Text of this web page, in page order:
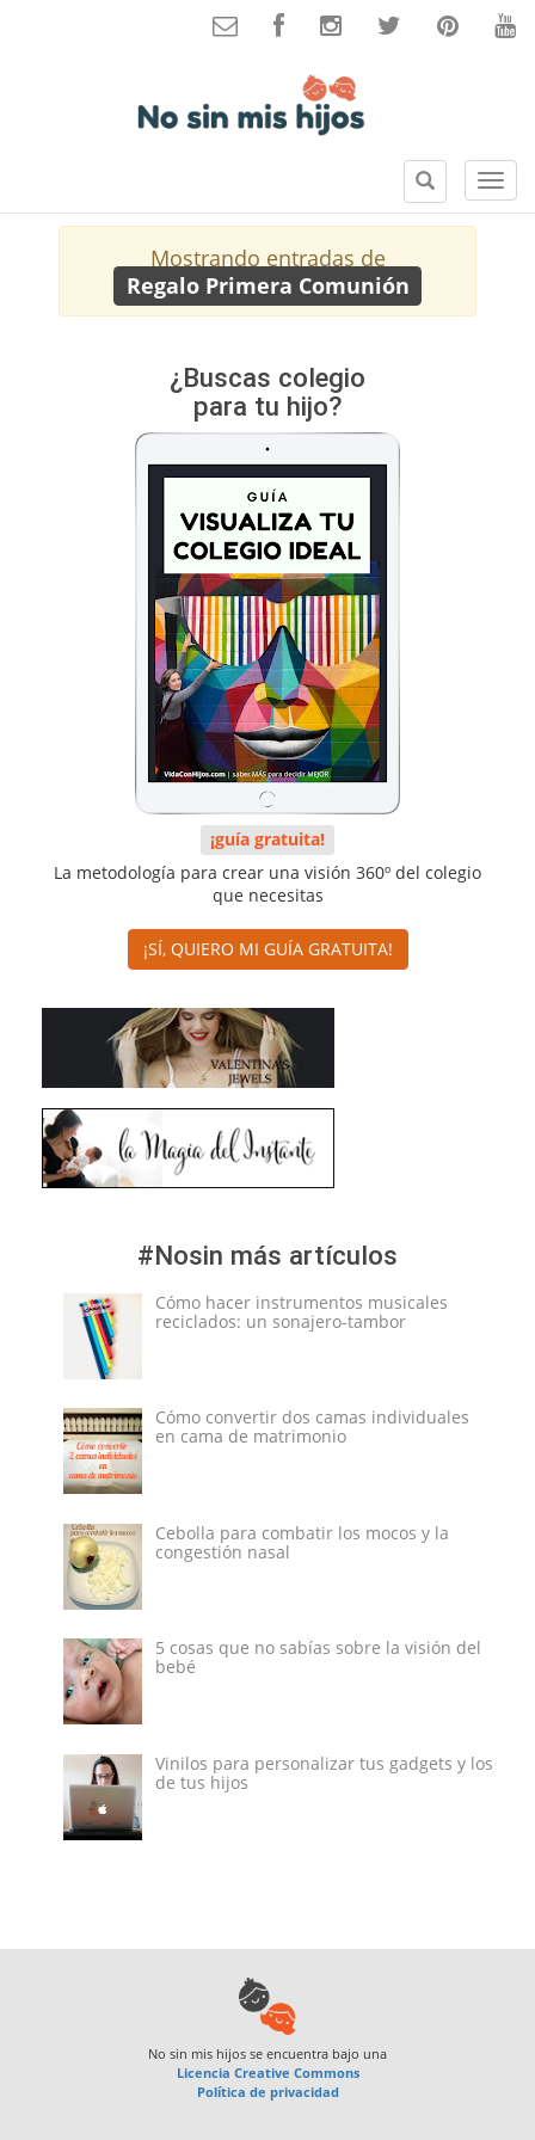
S
e
B
u
s
r
Mostrando entradas de
Regalo Primera Comunión
¿Buscas colegio
para tu hijo?
¡guía gratuita!
La metodología para crear una visión 360º del colegio
que necesitas
¡SÍ, QUIERO MI GUÍA GRATUITA!
#Nosin más artículos
Cómo hacer instrumentos musicales
reciclados: un sonajero-tambor
Cómo convertir dos camas individuales
en cama de matrimonio
Cebolla para combatir los mocos y la
congestión nasal
5 cosas que no sabías sobre la visión del
bebé
Vinilos para personalizar tus gadgets y los
de tus hijos
No sin mis hijos se encuentra bajo una
Licencia Creative Commons
Política de privacidad